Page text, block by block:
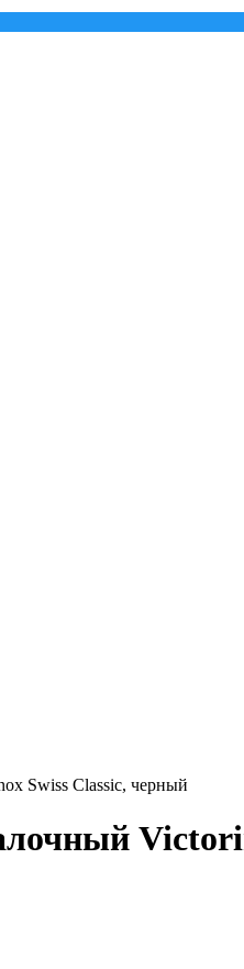
Swiss Classic, черный